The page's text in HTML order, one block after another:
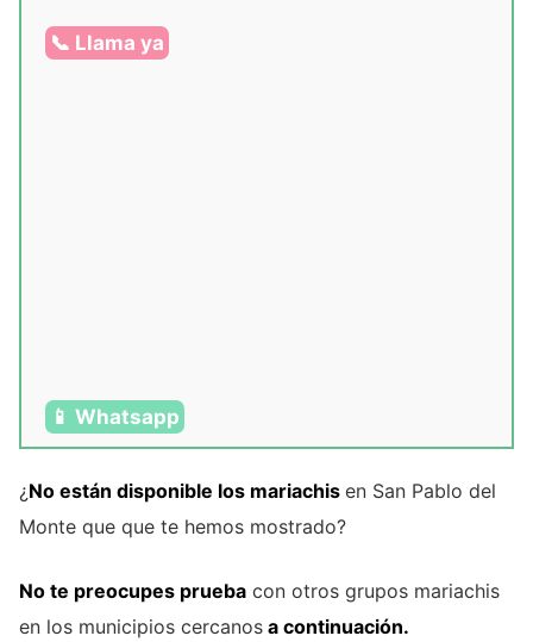
📞 Llama ya
📱 Whatsapp
¿No están disponible los mariachis en San Pablo del
Monte que que te hemos mostrado?
No te preocupes prueba con otros grupos mariachis
en los municipios cercanos a continuación.